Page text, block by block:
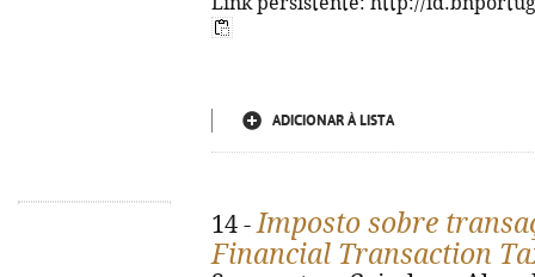
ADICIONAR À LISTA
14 -Imposto sobre
Financial Transaction